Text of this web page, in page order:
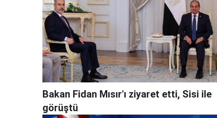
Bakan Fidan Mısır'ı ziyaret etti, Sisi ile
görüştü